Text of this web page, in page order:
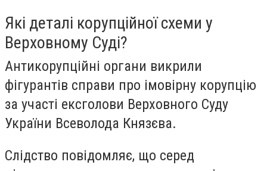
Які деталі корупційної схеми у
Верховному Суді?
Антикорупційні органи викрили
фігурантів справи про імовірну корупцію
за участі ексголови Верховного Суду
України Всеволода Князєва.
Слідство повідомляє, що серед